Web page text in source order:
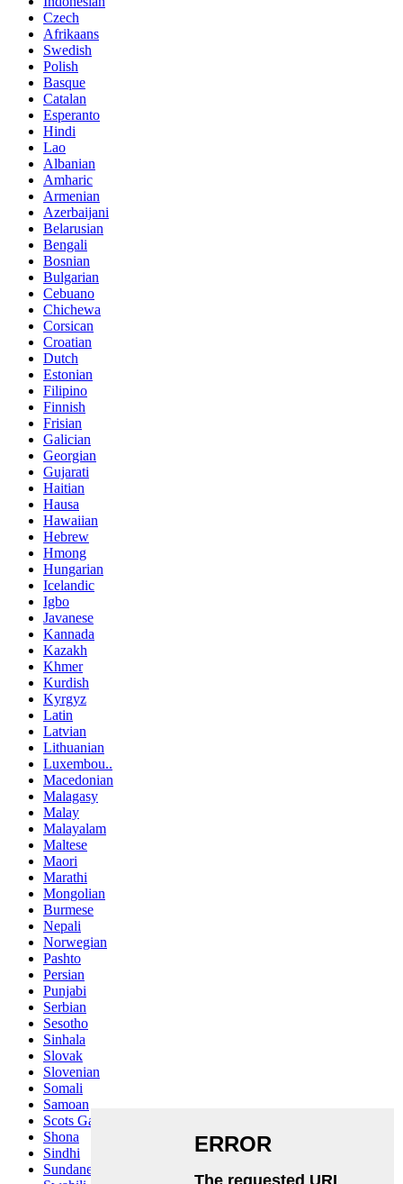
Czech
Afrikaans
Swedish
Polish
Basque
Catalan
Esperanto
Hindi
Lao
Albanian
Amharic
Armenian
Azerbaijani
Belarusian
Bengali
Bosnian
Bulgarian
Cebuano
Chichewa
Corsican
Croatian
Dutch
Estonian
Filipino
Finnish
Frisian
Galician
Georgian
Gujarati
Haitian
Hausa
Hawaiian
Hebrew
Hmong
Hungarian
Icelandic
Igbo
Javanese
Kannada
Kazakh
Khmer
Kurdish
Kyrgyz
Latin
Latvian
Lithuanian
Luxembou..
Macedonian
Malagasy
Malay
Malayalam
Maltese
Maori
Marathi
Mongolian
Burmese
Nepali
Norwegian
Pashto
Persian
Punjabi
Serbian
Sesotho
Sinhala
Slovak
Slovenian
Somali
Samoan
Scots Gaelic
Shona
Sindhi
Sundanese